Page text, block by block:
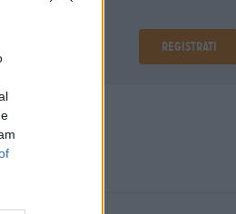
Registrati